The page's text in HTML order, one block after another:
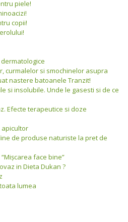
piele!
copii!
curmalelor si smochinelor asupra
nastere batoanele Tranzit!
si insolubile. Unde le gasesti si de ce
Efecte terapeutice si doze
apicultor
de produse naturiste la pret de
face bine”
in Dieta Dukan ?
lumea